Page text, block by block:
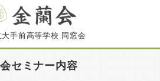
大手前高等学校 同窓会
セミナー内容